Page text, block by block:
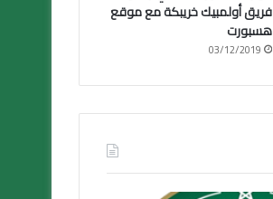
فريق أولمبيك خريبكة مع موقع
هسبورت
03/12/2019